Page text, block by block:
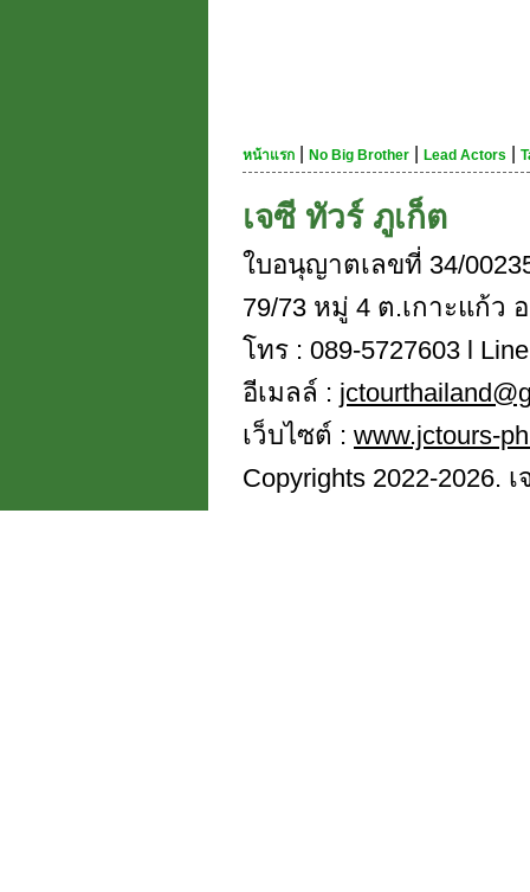
หน้าแรก No Big Brother Lead Actors
เจซี ทัวร์ ภูเก็ต
ใบอนุญาตเลขที่ 34/
79/73 หมู่ 4 ต.เกาะแก้ว
โทร : 089-5727603 l
อีเมลล์ :
เว็บไซต์ : www.jctours-
Copyrights 2022-2026.